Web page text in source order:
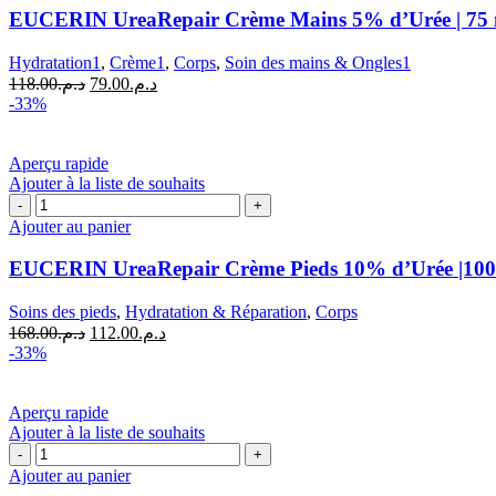
UreaRepair
Crème
5%
d'Urée
|
EUCERIN UreaRepair Crème Mains 5% d’Urée | 75
Hydratation1 , Crème1 , Corps, Soin des mains & Ongles1
د.م.118.00
Le
د.م.79.00
Le
-33%
Aperçu rapide
Ajouter à la liste de souhaits
quantité
de
EUCERIN
UreaRepair
Crème
Pieds
10%
d'Urée
|100
Ajouter au panier
EUCERIN UreaRepair Crème Pieds 10% d’Urée
Soins des pieds, Hydratation & Réparation, Corps
د.م.168.00
Le
د.م.112.00
Le
-33%
Aperçu rapide
Ajouter à la liste de souhaits
quantité
de
EUCERIN
Ajouter au panier